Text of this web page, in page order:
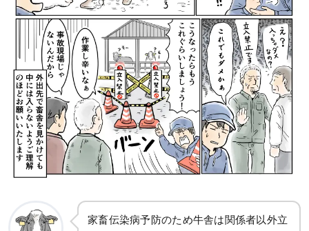
家畜伝染病予防のため牛舎は関係者以外立